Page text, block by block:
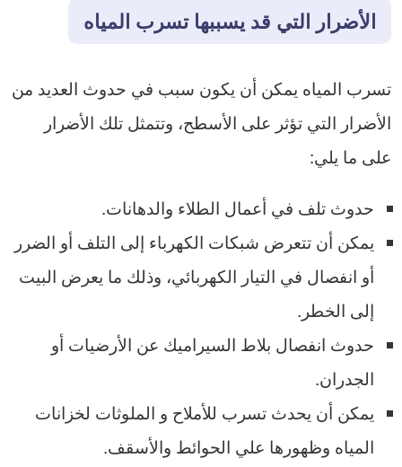
الأضرار التي قد يسببها تسرب المياه
تسرب المياه يمكن أن يكون سبب في حدوث العديد من
الأضرار التي تؤثر على الأسطح، وتتمثل تلك الأضرار
على ما يلي:
حدوث تلف في أعمال الطلاء والدهانات.
يمكن أن تتعرض شبكات الكهرباء إلى التلف أو الضرر
أو انفصال في التيار الكهربائي، وذلك ما يعرض البيت
إلى الخطر.
حدوث انفصال بلاط السيراميك عن الأرضيات أو
الجدران.
يمكن أن يحدث تسرب للأملاح و الملوثات لخزانات
المياه وظهورها علي الحوائط والأسقف.